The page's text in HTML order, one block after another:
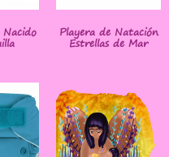
Nacido Playera de Natación
Estrellas de Mar